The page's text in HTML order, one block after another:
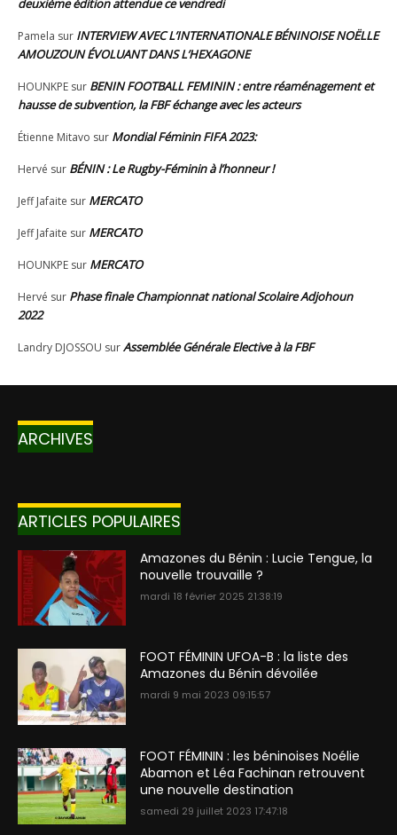
ARCHIVES
ARTICLES POPULAIRES
Amazones du Bénin : Lucie Tengue, la
nouvelle trouvaille ?
mardi 18 février 2025 21:38:19
FOOT FÉMININ UFOA-B : la liste des
Amazones du Bénin dévoilée
mardi 9 mai 2023 09:15:57
FOOT FÉMININ : les béninoises Noélie
Abamon et Léa Fachinan retrouvent
une nouvelle destination
samedi 29 juillet 2023 17:47:18